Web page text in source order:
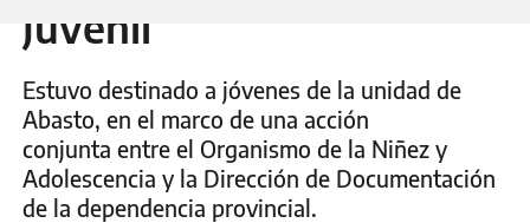
Juvenil
Estuvo destinado a jóvenes de la unidad de
Abasto, en el marco de una acción
conjunta entre el Organismo de la Niñez y
Adolescencia y la Dirección de Documentación
de la dependencia provincial.